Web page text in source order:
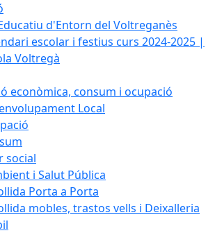
d'Entorn del Voltreganès
escolar i festius curs 2024-2025 |
Voltregà
econòmica, consum i ocupació
Local
social
i Salut Pública
Porta a Porta
mobles, trastos vells i Deixalleria